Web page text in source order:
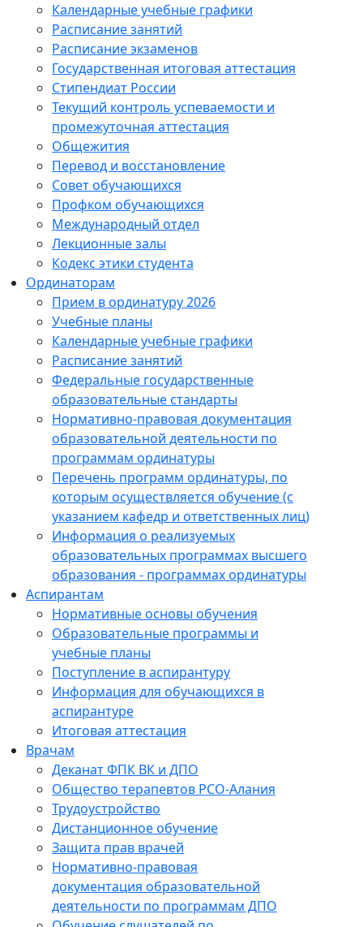
Календарные учебные графики
Расписание занятий
Расписание экзаменов
Государственная итоговая аттестация
Стипендиат России
Текущий контроль успеваемости и
промежуточная аттестация
Общежития
Перевод и восстановление
Совет обучающихся
Профком обучающихся
Международный отдел
Лекционные залы
Кодекс этики студента
Ординаторам
Прием в ординатуру 2026
Учебные планы
Календарные учебные графики
Расписание занятий
Федеральные государственные
образовательные стандарты
Нормативно-правовая документация
образовательной деятельности по
программам ординатуры
Перечень программ ординатуры, по
которым осуществляется обучение (с
указанием кафедр и ответственных лиц)
Информация о реализуемых
образовательных программах высшего
образования - программах ординатуры
Аспирантам
Нормативные основы обучения
Образовательные программы и
учебные планы
Поступление в аспирантуру
Информация для обучающихся в
аспирантуре
Итоговая аттестация
Врачам
Деканат ФПК ВК и ДПО
Общество терапевтов РСО-Алания
Трудоустройство
Дистанционное обучение
Защита прав врачей
Нормативно-правовая
документация образовательной
деятельности по программам ДПО